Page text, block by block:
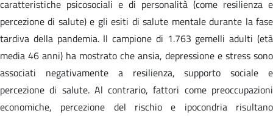
caratteristiche psicosociali e di personalità (come resilienza e
percezione di salute) e gli esiti di salute mentale durante la fase
tardiva della pandemia. Il campione di 1.763 gemelli adulti (età
media 46 anni) ha mostrato che ansia, depressione e stress sono
associati negativamente a resilienza, supporto sociale e
percezione di salute. Al contrario, fattori come preoccupazioni
economiche, percezione del rischio e ipocondria risultano